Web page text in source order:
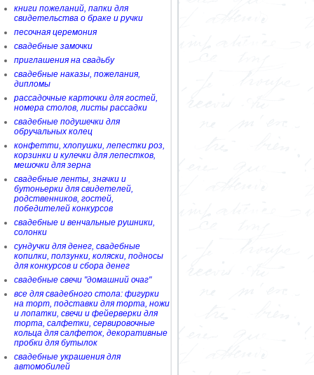
книги пожеланий, папки для
свидетельства о браке и ручки
песочная церемония
свадебные замочки
приглашения на свадьбу
свадебные наказы, пожелания,
дипломы
рассадочные карточки для гостей,
номера столов, листы рассадки
свадебные подушечки для
обручальных колец
конфетти, хлопушки, лепестки роз,
корзинки и кулечки для лепестков,
мешочки для зерна
свадебные ленты, значки и
бутоньерки для свидетелей,
родственников, гостей,
победителей конкурсов
свадебные и венчальные рушники,
солонки
сундучки для денег, свадебные
копилки, ползунки, коляски, подносы
для конкурсов и сбора денег
свадебные свечи "домашний очаг"
все для свадебного стола: фигурки
на торт, подставки для торта, ножи
и лопатки, свечи и фейерверки для
торта, салфетки, сервировочные
кольца для салфеток, декоративные
пробки для бутылок
свадебные украшения для
автомобилей